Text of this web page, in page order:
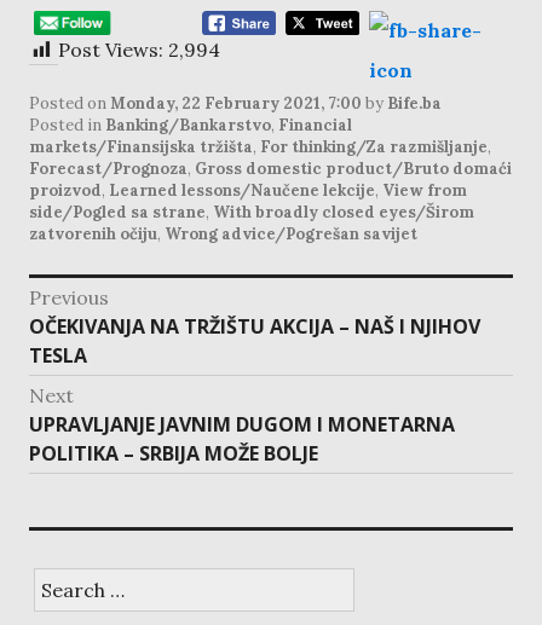
Post Views: 2,994
Posted on Monday, 22 February 2021, 7:00 by Bife.ba
Posted in Banking/Bankarstvo, Financial
markets/Finansijska tržišta, For thinking/Za razmišljanje,
Forecast/Prognoza, Gross domestic product/Bruto domaći
proizvod, Learned lessons/Naučene lekcije, View from
side/Pogled sa strane, With broadly closed eyes/Širom
zatvorenih očiju, Wrong advice/Pogrešan savijet
post
navigation
Previous
Previous
post:
OČEKIVANJA NA TRŽIŠTU AKCIJA – NAŠ I NJIHOV
TESLA
Next
Next
post:
UPRAVLJANJE JAVNIM DUGOM I MONETARNA
POLITIKA – SRBIJA MOŽE BOLJE
for: